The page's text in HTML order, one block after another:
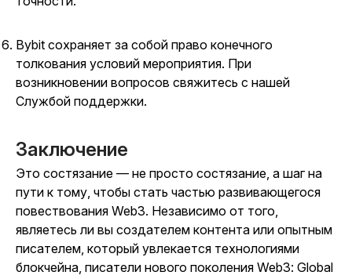
Bybit сохраняет за собой право конечного
толкования условий мероприятия. При
возникновении вопросов свяжитесь с нашей
Службой поддержки.
Заключение
Это состязание — не просто состязание, а шаг на
пути к тому, чтобы стать частью развивающегося
повествования Web3. Независимо от того,
являетесь ли вы создателем контента или опытным
писателем, который увлекается технологиями
блокчейна, писатели нового поколения Web3: Global